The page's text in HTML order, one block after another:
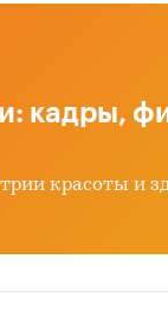
кадры,
красоты и